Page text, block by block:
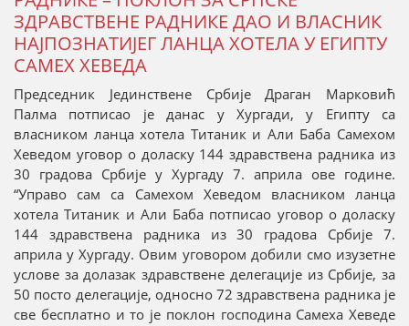
ЗДРАВСТВЕНЕ РАДНИКЕ ДАО И ВЛАСНИК
НАЈПОЗНАТИЈЕГ ЛАНЦА ХОТЕЛА У ЕГИПТУ
САМЕХ ХЕВЕДА
Председник Јединствене Србије Драган Марковић
Палма потписао је данас у Хургади, у Египту са
власником ланца хотела Титаник и Али Баба Самехом
Хеведом уговор о доласку 144 здравствена радника из
30 градова Србије у Хургаду 7. априла ове године.
“Управо сам са Самехом Хеведом власником ланца
хотела Титаник и Али Баба потписао уговор о доласку
144 здравствена радника из 30 градова Србије 7.
априла у Хургаду. Овим уговором добили смо изузетне
услове за долазак здравствене делегације из Србије, за
50 посто делегације, односно 72 здравствена радника је
све бесплатно и то је поклон господина Самеха Хеведе